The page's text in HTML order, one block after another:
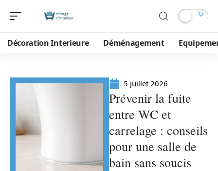
Décoration Interieure Déménagement
5 juillet 2026
Prévenir la fuite
entre WC et
carrelage : conseils
pour une salle de
bain sans soucis